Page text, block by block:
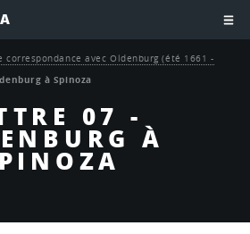
07 -
À
correspondance avec Oldenburg (été 1661 -
à Spinoza